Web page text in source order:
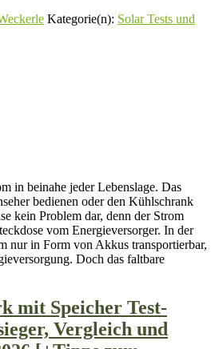
Kategorie(n): Solar Tests und
in beinahe jeder Lebenslage. Das
bedienen oder den Kühlschrank
kein Problem dar, denn der Strom
vom Energieversorger. In der
nur in Form von Akkus transportierbar,
Doch das faltbare
mit Speicher Test-
Vergleich und